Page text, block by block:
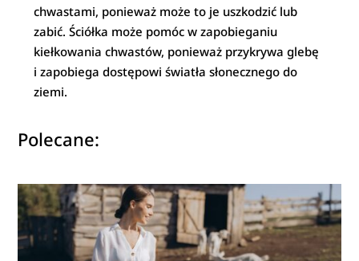
chwastami, ponieważ może to je uszkodzić lub
zabić. Ściółka może pomóc w zapobieganiu
kiełkowania chwastów, ponieważ przykrywa glebę
i zapobiega dostępowi światła słonecznego do
ziemi.
Polecane: